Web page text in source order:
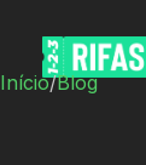
Início/Blog